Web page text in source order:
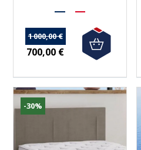
1 000,00 €
700,00 €
-30%